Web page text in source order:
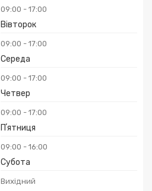
09:00 17:00
Вівторок
09:00 17:00
Середа
09:00 17:00
Четвер
09:00 17:00
Пʼятниця
09:00 16:00
Субота
Вихідний